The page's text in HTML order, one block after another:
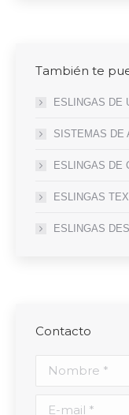
También te
ESLINGAS DE
SISTEMAS DE
ESLINGAS DE
ESLINGAS
ESLINGAS
Contacto